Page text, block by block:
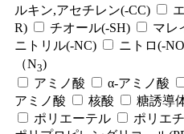
ルキン,アセチレン(-CC)
R)
チオール(-SH) マレ
ニトリル(-NC)
ニトロ(-NO
（N3)
アミノ酸
α-アミノ酸
アミノ酸
核酸
糖誘導
ポリエーテル
ポリエ